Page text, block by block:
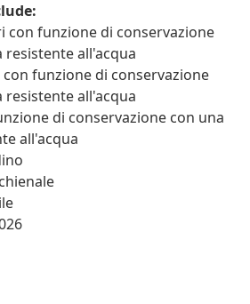
con funzione di conservazione
resistente all'acqua
funzione di conservazione
resistente all'acqua
di conservazione con una
all'acqua